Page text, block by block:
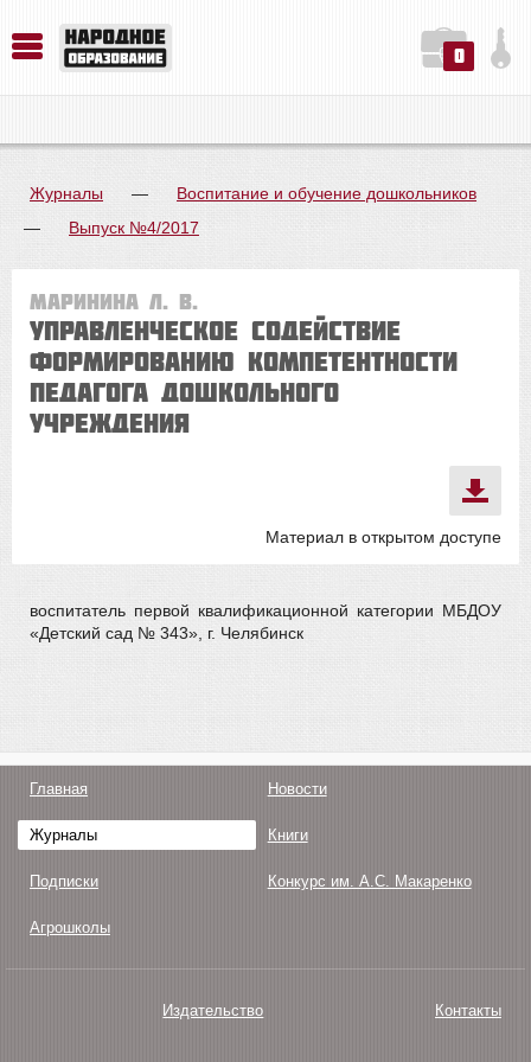
0
Журналы —
Воспитание и обучение дошкольников
—
Выпуск №4/2017
Маринина Л. В.
Управленческое содействие
формированию компетентности
педагога дошкольного
учреждения
Материал в открытом доступе
воспитатель первой квалификационной категории МБДОУ
«Детский сад № 343», г. Челябинск
Главная Новости
Журналы Книги
Подписки Конкурс им. А.С. Макаренко
Агрошколы
Издательство Контакты